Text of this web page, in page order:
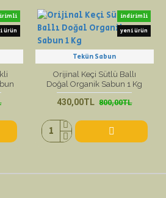
ürün
indirimli
yeni ürün
Tekün Sabun
Orijinal Keçi Sütlü Ballı
Doğal Organik Sabun 1 Kg
430,00TL 800,00TL